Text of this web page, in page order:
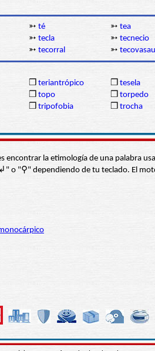
➳ té ➳ tea
➳ tecla ➳ tecnecio
➳ tecorral ➳
❒ teriantrópico ❒ tesela
❒ topo ❒ torpedo
❒ tripofobia ❒ trocha
la etimología de una palabra
o "⚲" dependiendo de tu teclado. El